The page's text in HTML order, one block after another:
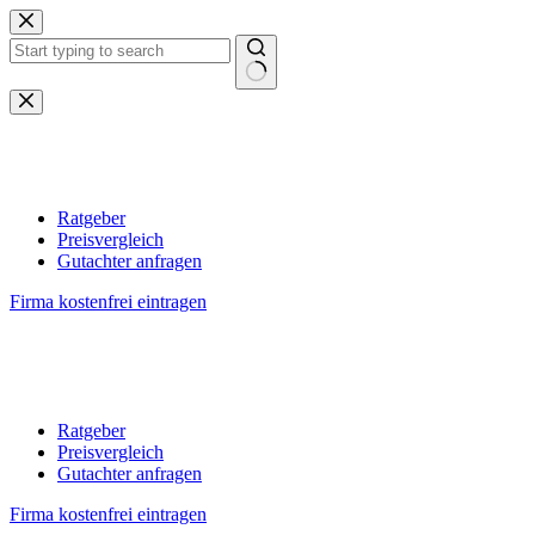
Zum
Inhalt
springen
Keine
Ergebnisse
Ratgeber
Preisvergleich
Gutachter anfragen
Firma kostenfrei eintragen
Ratgeber
Preisvergleich
Gutachter anfragen
Firma kostenfrei eintragen